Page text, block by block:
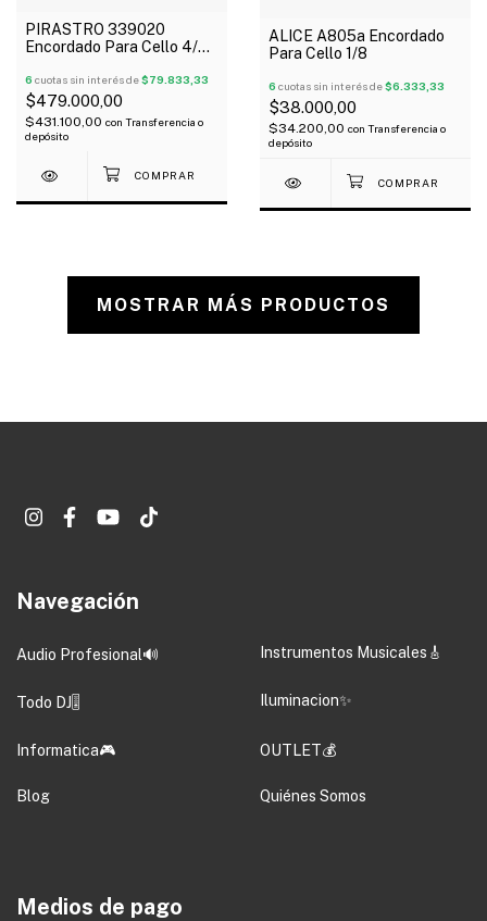
PIRASTRO 339020
Encordado Para Cello 4/4
6 cuotas sin interés de$79.833,33
$479.000,00
$431.100,00 con Transferencia o
depósito
ALICE A805a Encordado
Para Cello 1/8
6 cuotas sin interés de$6.333,33
$38.000,00
$34.200,00 con Transferencia o
depósito
MOSTRAR MÁS PRODUCTOS
Navegación
Audio Profesional🔊 Instrumentos Musicales🎸
Todo DJ🎚️ Iluminacion✨
Informatica🎮 OUTLET💰
Blog Quiénes Somos
Medios de pago